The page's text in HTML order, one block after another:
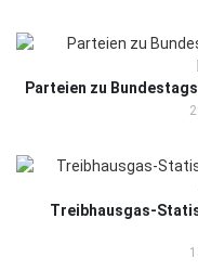
Parteien zu
Treibhausgas-